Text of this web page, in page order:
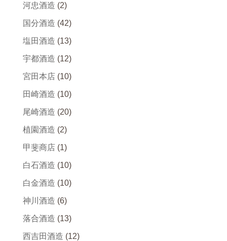
河忠酒造 (2)
国分酒造 (42)
塩田酒造 (13)
宇都酒造 (12)
宮田本店 (10)
田崎酒造 (10)
尾崎酒造 (20)
植園酒造 (2)
甲斐商店 (1)
白石酒造 (10)
白金酒造 (10)
神川酒造 (6)
落合酒造 (13)
西吉田酒造 (12)